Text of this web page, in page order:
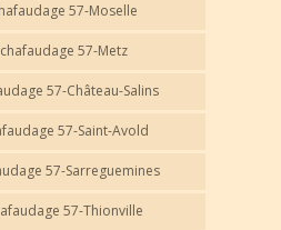
57-Moselle
57-Metz
57-Château-Salins
57-Saint-Avold
57-Sarreguemines
57-Thionville